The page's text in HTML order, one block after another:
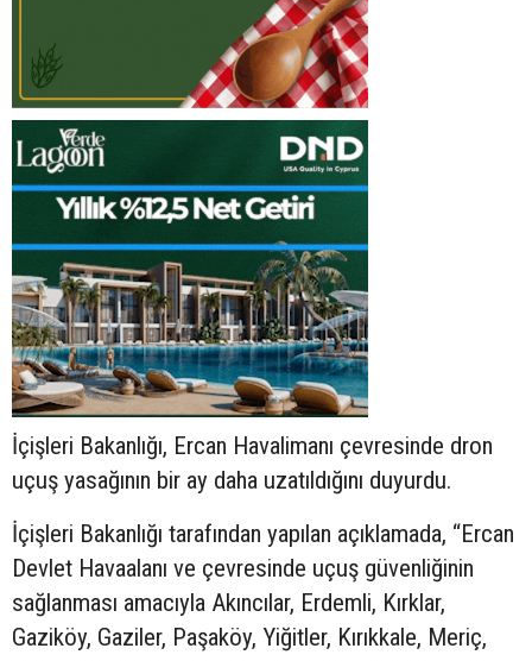
İçişleri Bakanlığı, Ercan Havalimanı çevresinde dron
uçuş yasağının bir ay daha uzatıldığını duyurdu.
İçişleri Bakanlığı tarafından yapılan açıklamada, “Ercan
Devlet Havaalanı ve çevresinde uçuş güvenliğinin
sağlanması amacıyla Akıncılar, Erdemli, Kırklar,
Gaziköy, Gaziler, Paşaköy, Yiğitler, Kırıkkale, Meriç,